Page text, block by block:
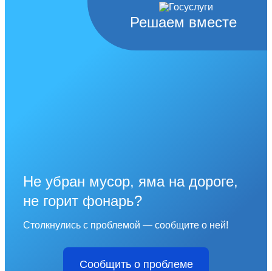
Решаем вместе
Не убран мусор, яма на дороге,
не горит фонарь?
Столкнулись с проблемой — сообщите о ней!
Сообщить о проблеме